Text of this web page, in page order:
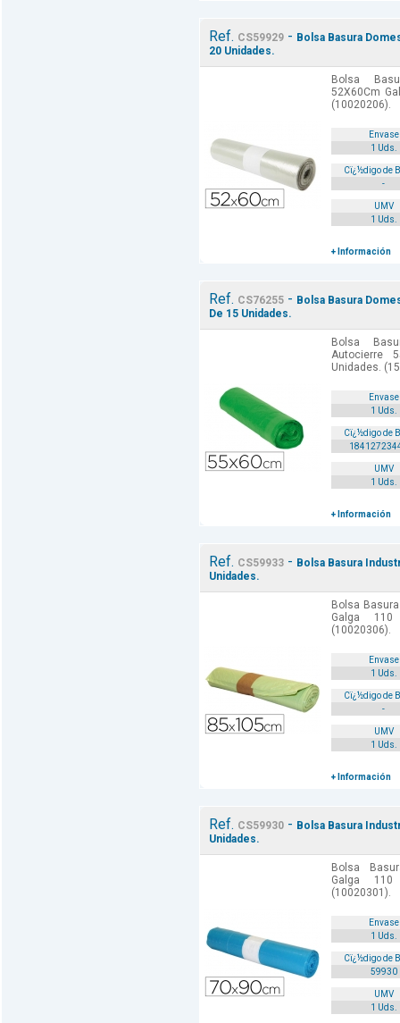
Ref. CS59929- Bolsa Basura
20 Unidades.
Bolsa
52X60Cm
(10020206).
Envase
1 Uds.
Cï¿½digo de
-
UMV
1 Uds.
+ Información
Ref. CS76255- Bolsa Basura
De 15 Unidades.
Bolsa
Autocierre
Unidades.
Envase
1 Uds.
Cï¿½digo de
UMV
1 Uds.
+ Información
Ref. CS59933- Bolsa Basura
Unidades.
Bolsa
Galga
(10020306).
Envase
1 Uds.
Cï¿½digo de
-
UMV
1 Uds.
+ Información
Ref. CS59930- Bolsa Basura
Unidades.
Bolsa
Galga
(10020301).
Envase
1 Uds.
Cï¿½digo de
59930
UMV
1 Uds.